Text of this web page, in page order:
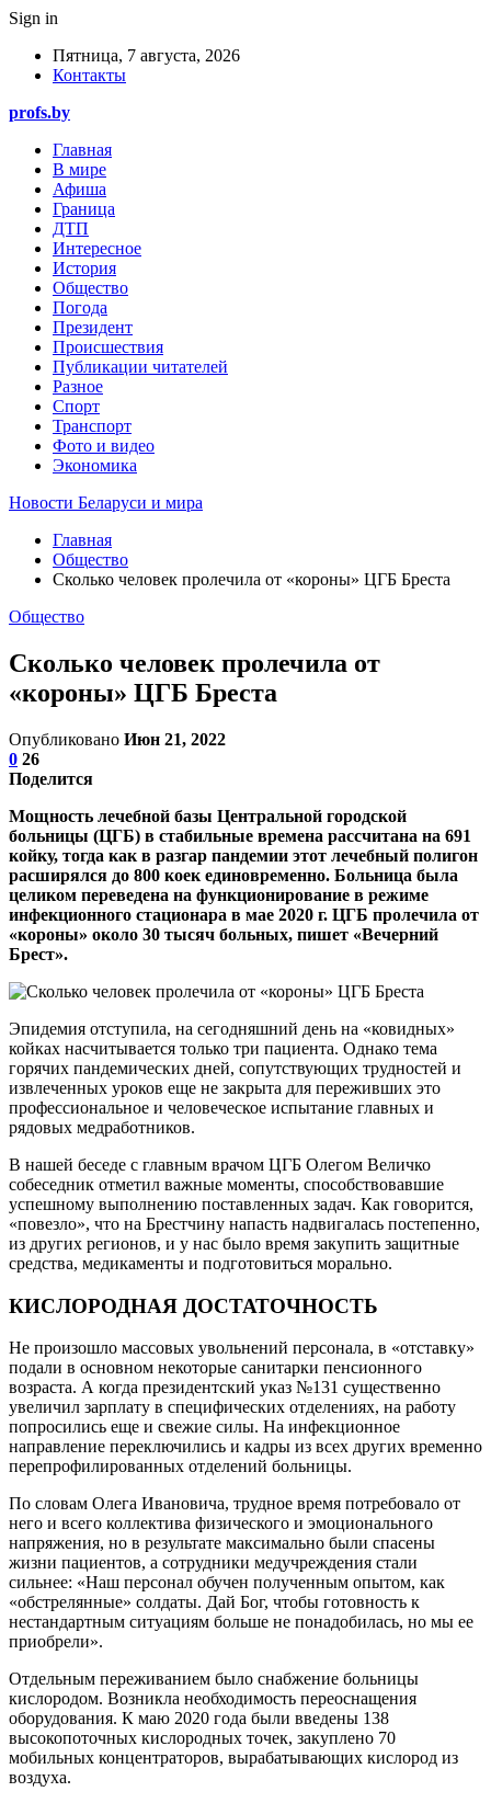
Sign in
Пятница, 7 августа, 2026
Контакты
profs.by
Главная
В мире
Афиша
Граница
ДТП
Интересное
История
Общество
Погода
Президент
Происшествия
Публикации читателей
Разное
Спорт
Транспорт
Фото и видео
Экономика
Новости Беларуси и мира
Главная
Общество
Сколько человек пролечила от «короны» ЦГБ Бреста
Общество
Сколько человек пролечила от
«короны» ЦГБ Бреста
Опубликовано Июн 21, 2022
0 26
Поделится
Мощность лечебной базы Центральной городской
больницы (ЦГБ) в стабильные времена рассчитана на 691
койку, тогда как в разгар пандемии этот лечебный полигон
расширялся до 800 коек единовременно. Больница была
целиком переведена на функционирование в режиме
инфекционного стационара в мае 2020 г. ЦГБ пролечила от
«короны» около 30 тысяч больных, пишет «Вечерний
Брест».
Эпидемия отступила, на сегодняшний день на «ковидных»
койках насчитывается только три пациента. Однако тема
горячих пандемических дней, сопутствующих трудностей и
извлеченных уроков еще не закрыта для переживших это
профессиональное и человеческое испытание главных и
рядовых медработников.
В нашей беседе с главным врачом ЦГБ Олегом Величко
собеседник отметил важные моменты, способствовавшие
успешному выполнению поставленных задач. Как говорится,
«повезло», что на Брестчину напасть надвигалась постепенно,
из других регионов, и у нас было время закупить защитные
средства, медикаменты и подготовиться морально.
КИСЛОРОДНАЯ ДОСТАТОЧНОСТЬ
Не произошло массовых увольнений персонала, в «отставку»
подали в основном некоторые санитарки пенсионного
возраста. А когда президентский указ №131 существенно
увеличил зарплату в специфических отделениях, на работу
попросились еще и свежие силы. На инфекционное
направление переключились и кадры из всех других временно
перепрофилированных отделений больницы.
По словам Олега Ивановича, трудное время потребовало от
него и всего коллектива физического и эмоционального
напряжения, но в результате максимально были спасены
жизни пациентов, а сотрудники медучреждения стали
сильнее: «Наш персонал обучен полученным опытом, как
«обстрелянные» солдаты. Дай Бог, чтобы готовность к
нестандартным ситуациям больше не понадобилась, но мы ее
приобрели».
Отдельным переживанием было снабжение больницы
кислородом. Возникла необходимость переоснащения
оборудования. К маю 2020 года были введены 138
высокопоточных кислородных точек, закуплено 70
мобильных концентраторов, вырабатывающих кислород из
воздуха.